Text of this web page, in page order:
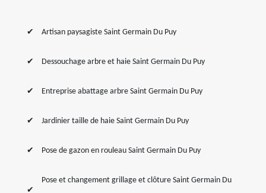
Artisan paysagiste Saint Germain Du Puy
Dessouchage arbre et haie Saint Germain Du Puy
Entreprise abattage arbre Saint Germain Du Puy
Jardinier taille de haie Saint Germain Du Puy
Pose de gazon en rouleau Saint Germain Du Puy
Pose et changement grillage et clôture Saint Germain Du